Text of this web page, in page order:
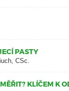
PASTY
CSc.
KLÍČEM K